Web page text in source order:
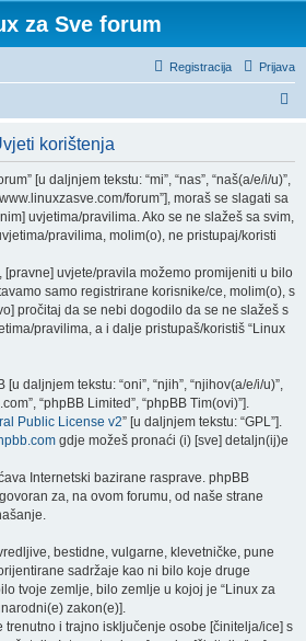
za Sve forum
Prijava
Registracija
korištenja
[u daljnjem tekstu: “mi”, “nas”, “naš(a/e/i/u)”,
forum”], moraš se slagati sa
uvjetima/pravilima. Ako se ne slažeš sa svim,
pravilima, molim(o), ne pristupaj/koristi
uvjete/pravila možemo promijeniti u bilo
samo registrirane korisnike/ce, molim(o), s
pročitaj da se nebi dogodilo da se ne slažeš s
pravilima, a i dalje pristupaš/koristiš “Linux
daljnjem tekstu: “oni”, “njih”, “njihov(a/e/i/u)”,
“phpBB Limited”, “phpBB Tim(ovi)”].
Public License v2” [u daljnjem tekstu: “GPL”].
gdje možeš pronaći (i) [sve] detaljn(ij)e
Internetski bazirane rasprave. phpBB
za, na ovom forumu, od naše strane
bestidne, vulgarne, klevetničke, pune
sadržaje kao ni bilo koje druge
tvoje zemlje, bilo zemlje u kojoj je “Linux za
zakon(e)].
i trajno isključenje osobe [činitelja/ice] s